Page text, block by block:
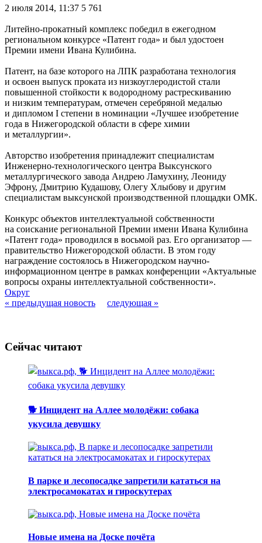
2 июля 2014, 11:37 5 761
Литейно-прокатный комплекс победил в ежегодном
региональном конкурсе «Патент года» и был удостоен
Премии имени Ивана Кулибина.
Патент, на базе которого на ЛПК разработана технология
и освоен выпуск проката из низкоуглеродистой стали
повышенной стойкости к водородному растрескиванию
и низким температурам, отмечен серебряной медалью
и дипломом I степени в номинации «Лучшее изобретение
года в Нижегородской области в сфере химии
и металлургии».
Авторство изобретения принадлежит специалистам
Инженерно-технологического центра Выксунского
металлургического завода Андрею Ламухину, Леониду
Эфрону, Дмитрию Кудашову, Олегу Хлыбову и другим
специалистам выксунской производственной площадки ОМК.
Конкурс объектов интеллектуальной собственности
на соискание региональной Премии имени Ивана Кулибина
«Патент года» проводился в восьмой раз. Его организатор —
правительство Нижегородской области. В этом году
награждение состоялось в Нижегородском научно-
информационном центре в рамках конференции «Актуальные
вопросы охраны интеллектуальной собственности».
Округ
« предыдущая новость
следующая »
Сейчас читают
🐕 Инцидент на Аллее молодёжи: собака
укусила девушку
В парке и лесопосадке запретили кататься на
электросамокатах и гироскутерах
Новые имена на Доске почёта